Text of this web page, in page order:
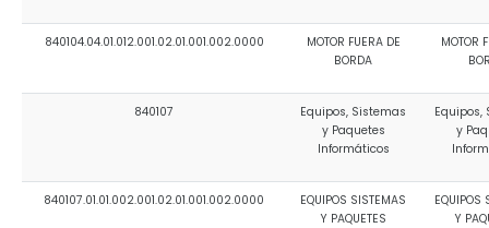
840104.04.01.012.001.02.01.001.002.0000
MOTOR FUERA DE
BORDA
MOTOR
840107
Equipos, Sistemas
y Paquetes
Informáticos
Equipos,
y
840107.01.01.002.001.02.01.001.002.0000
EQUIPOS SISTEMAS
Y PAQUETES
EQUIPOS
Y